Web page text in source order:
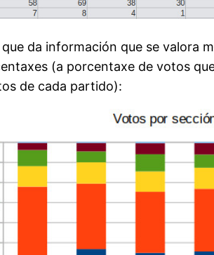
da información que se valora
(a porcentaxe de votos
de cada partido):